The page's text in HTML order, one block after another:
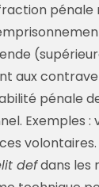
pénale
aux
pénale
Exemples :
volontaires.
defdans les